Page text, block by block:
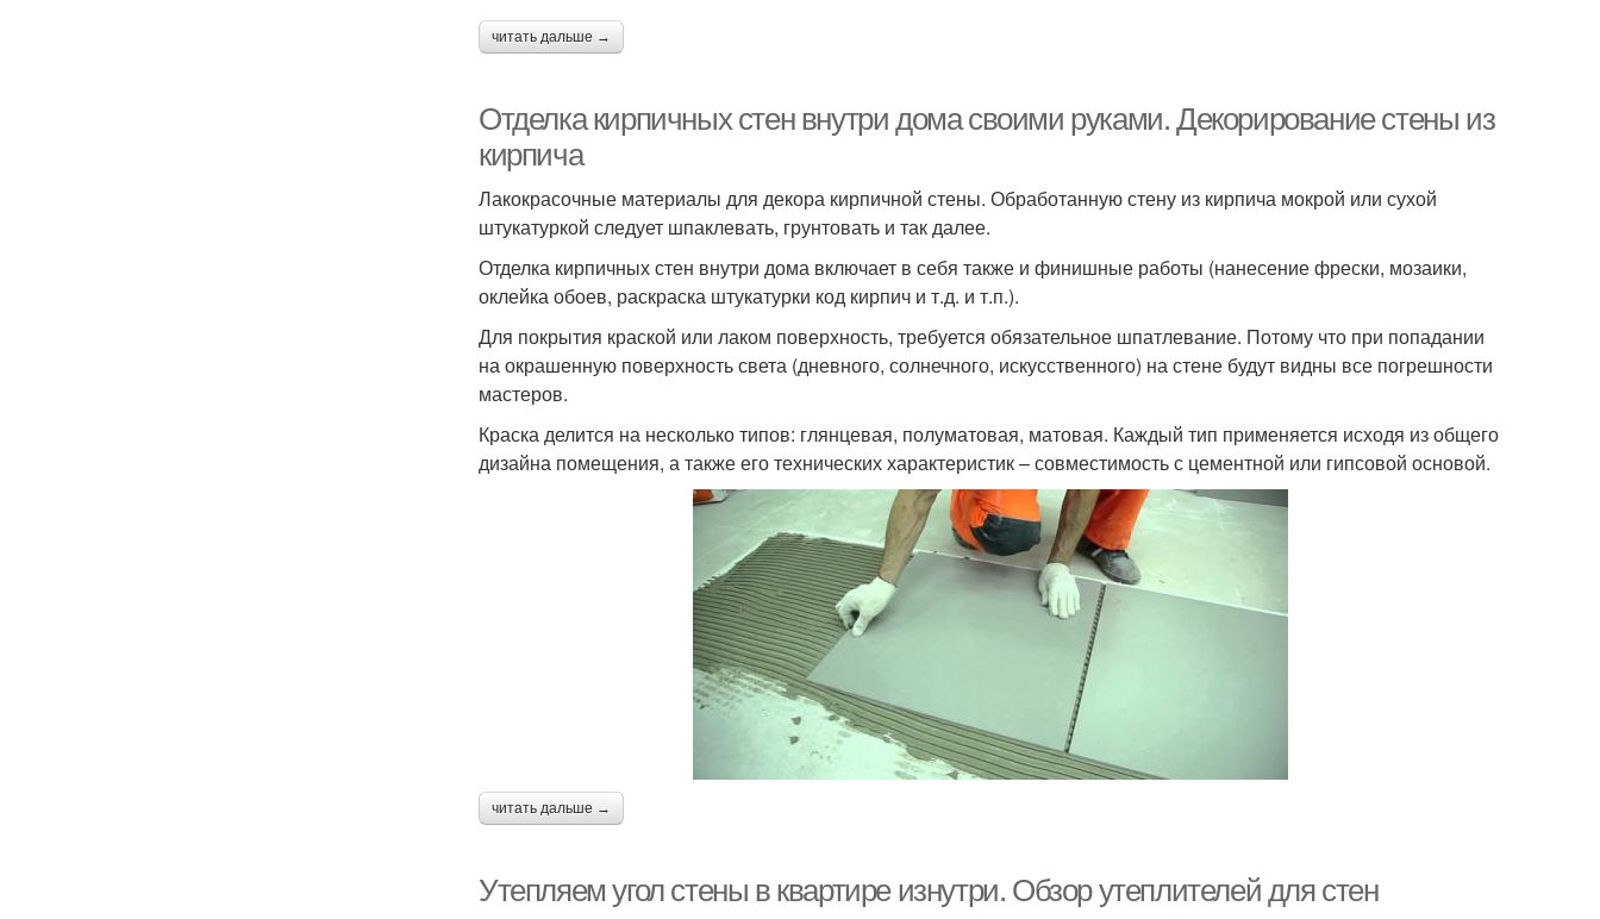
читать дальше →
Отделка кирпичных стен внутри дома своими руками. Декорирование стены из
кирпича
Лакокрасочные материалы для декора кирпичной стены. Обработанную стену из кирпича мокрой или сухой
штукатуркой следует шпаклевать, грунтовать и так далее.
Отделка кирпичных стен внутри дома включает в себя также и финишные работы (нанесение фрески, мозаики,
оклейка обоев, раскраска штукатурки код кирпич и т.д. и т.п.).
Для покрытия краской или лаком поверхность, требуется обязательное шпатлевание. Потому что при попадании
на окрашенную поверхность света (дневного, солнечного, искусственного) на стене будут видны все погрешности
мастеров.
Краска делится на несколько типов: глянцевая, полуматовая, матовая. Каждый тип применяется исходя из общего
дизайна помещения, а также его технических характеристик – совместимость с цементной или гипсовой основой.
читать дальше →
Утепляем угол стены в квартире изнутри. Обзор утеплителей для стен